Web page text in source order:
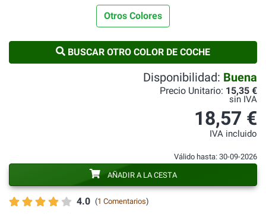
Otros Colores
BUSCAR OTRO COLOR DE COCHE
4.0 (1 Comentarios)
Disponibilidad: Buena
Precio Unitario: 15,35 €
sin IVA
18,57 €
IVA incluido
Válido hasta: 30-09-2026
AÑADIR A LA CESTA